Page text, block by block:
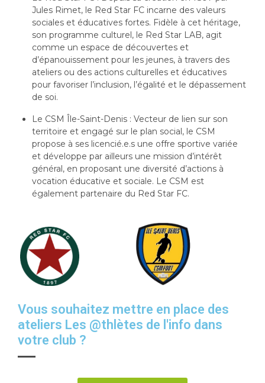
Jules Rimet, le Red Star FC incarne des valeurs
sociales et éducatives fortes. Fidèle à cet héritage,
son programme culturel, le Red Star LAB, agit
comme un espace de découvertes et
d’épanouissement pour les jeunes, à travers des
ateliers ou des actions culturelles et éducatives
pour favoriser l’inclusion, l’égalité et le dépassement
de soi.
Le CSM Île-Saint-Denis : Vecteur de lien sur son
territoire et engagé sur le plan social, le CSM
propose à ses licencié.e.s une offre sportive variée
et développe par ailleurs une mission d’intérêt
général, en proposant une diversité d’actions à
vocation éducative et sociale. Le CSM est
également partenaire du Red Star FC.
Vous souhaitez mettre en place des
ateliers Les @thlètes de l'info dans
votre club ?